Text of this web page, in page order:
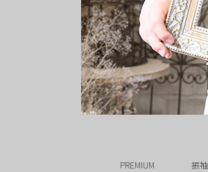
PREMIUM 振袖